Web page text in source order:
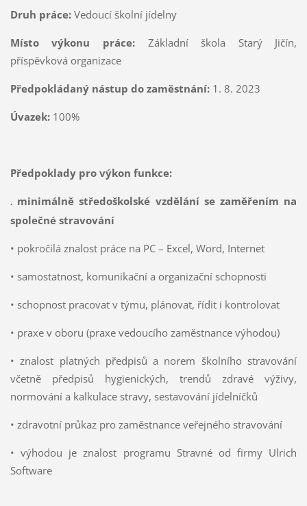
Druh práce:Vedoucí školní jídelny
Místo výkonu práce: Základní škola Starý Jičín,
příspěvková organizace
Předpokládaný nástup do zaměstnání:1. 8. 2023
Úvazek:100%
Předpoklady pro výkon funkce:
.minimálně středoškolské vzdělání se zaměřením na
společné stravování
• pokročilá znalost práce na PC – Excel, Word, Internet
• samostatnost, komunikační a organizační schopnosti
• schopnost pracovat v týmu, plánovat, řídit i kontrolovat
• praxe v oboru (praxe vedoucího zaměstnance výhodou)
• znalost platných předpisů a norem školního stravování
včetně předpisů hygienických, trendů zdravé výživy,
normování a kalkulace stravy, sestavování jídelníčků
• zdravotní průkaz pro zaměstnance veřejného stravování
• výhodou je znalost programu Stravné od firmy Ulrich
Software